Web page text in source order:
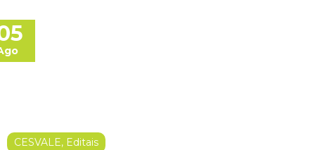
CESVALE, Editais